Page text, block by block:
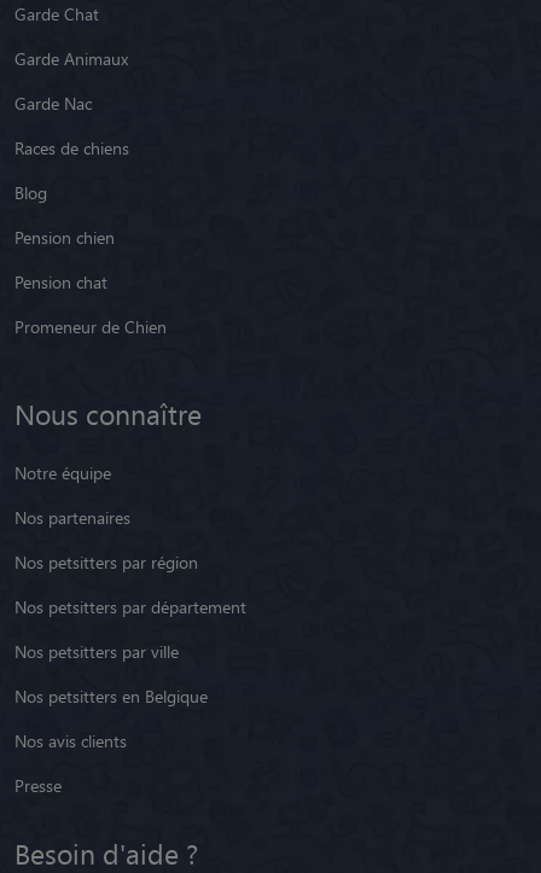
Garde Chat
Garde Animaux
Garde Nac
Races de chiens
Blog
Pension chien
Pension chat
Promeneur de Chien
Nous connaître
Notre équipe
Nos partenaires
Nos petsitters par région
Nos petsitters par département
Nos petsitters par ville
Nos petsitters en Belgique
Nos avis clients
Presse
Besoin d'aide ?